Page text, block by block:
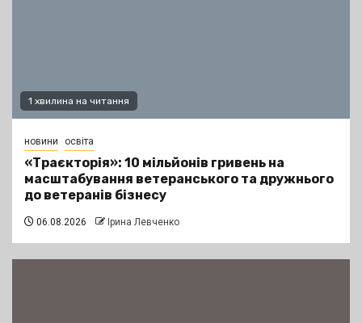
1 хвилина на читання
новини освіта
«Траєкторія»: 10 мільйонів гривень на
масштабування ветеранського та дружнього
до ветеранів бізнесу
06.08.2026 Ірина Левченко